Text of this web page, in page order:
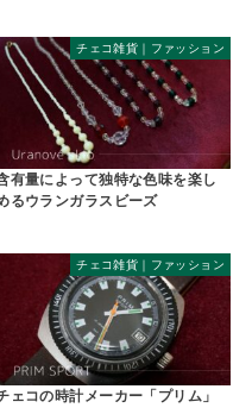
チェコ雑貨｜ファッション
有量によって独特な色味を楽し
るウランガラスビーズ
チェコ雑貨｜ファッション
ェコの時計メーカー「プリム」